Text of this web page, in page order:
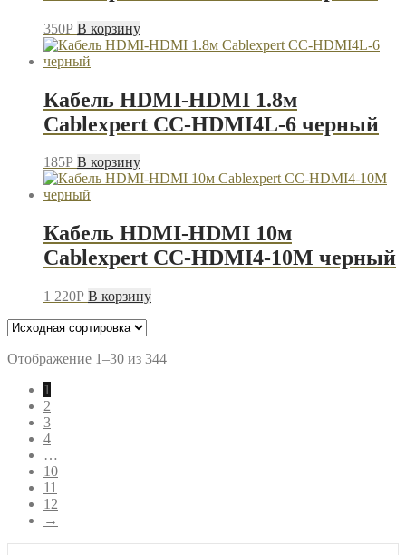
350P В корзину
Кабель HDMI-HDMI 1.8м
Cablexpert CC-HDMI4L-6 черный
185P В корзину
Кабель HDMI-HDMI 10м
Cablexpert CC-HDMI4-10M черный
1 220P В корзину
Отображение 1–30 из 344
1
2
3
4
…
10
11
12
→